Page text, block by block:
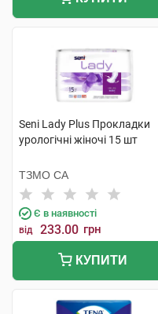
Seni Lady Plus Прокладки
урологічні жіночі 15 шт
ТЗМО СА
Є в наявності
від 233.00 грн
КУПИТИ